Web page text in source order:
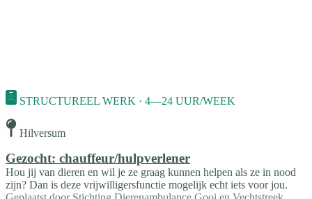
STRUCTUREEL WERK · 4—24 UUR/WEEK
Hilversum
Gezocht: chauffeur/hulpverlener
Hou jij van dieren en wil je ze graag kunnen helpen als ze in nood
zijn? Dan is deze vrijwilligersfunctie mogelijk echt iets voor jou.